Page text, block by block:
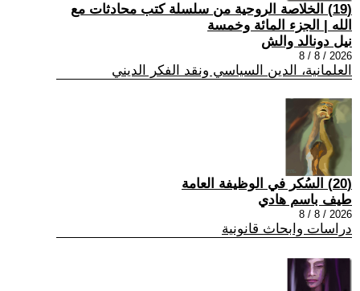
(19) الخلاصة الروحية من سلسلة كتب محادثات مع
الله | الجزء المائة وخمسة
نيل دونالد والش
2026 / 8 / 8
العلمانية، الدين السياسي ونقد الفكر الديني
(20) السُكر في الوظيفة العامة
طيف باسم هادي
2026 / 8 / 8
دراسات وابحاث قانونية